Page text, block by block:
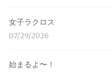
女子ラクロス
07/29/2026
始まるよ〜！